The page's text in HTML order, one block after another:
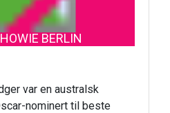
BERLIN
var en australsk
nominert til beste